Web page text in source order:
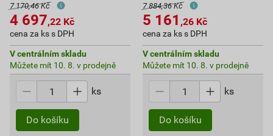
7 170,46 Kč
4 697,22 Kč
cena za ks s DPH
V centrálním skladu
Můžete mít 10. 8. v prodejně
ks
Do košíku
7 884,36 Kč
5 161 ,26 Kč
cena za ks s DPH
V centrálním skladu
Můžete mít 10. 8. v prodejně
ks
Do košíku